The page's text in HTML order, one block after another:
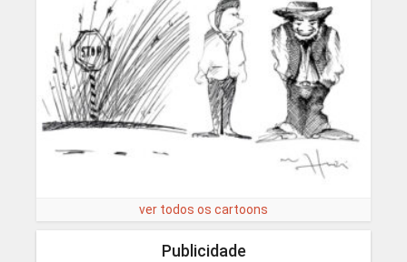
ver todos os cartoons
Publicidade